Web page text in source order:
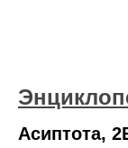
Асиптота,